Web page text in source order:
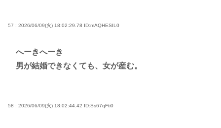
57 : 2026/06/09(火) 18:02:29.78 ID:mAQHESIL0
へーきへーき
男が結婚できなくても、女が産む。
58 : 2026/06/09(火) 18:02:44.42 ID:Ss67qFti0